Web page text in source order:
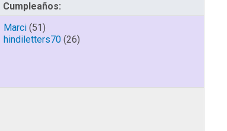
Cumpleaños:
Marci (51)
hindiletters70 (26)